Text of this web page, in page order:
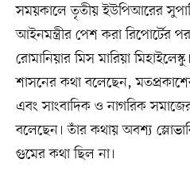
সময়কালে তৃতীয় ইউপিআরের
আইনমন্ত্রীর পেশ করা রিপোর্টের
রোমানিয়ার মিস মারিয়া
শাসনের কথা বলেছেন,
এবং সাংবাদিক ও নাগরিক
বলেছেন। তাঁর কথায় অবশ্য
গুমের কথা ছিল না।